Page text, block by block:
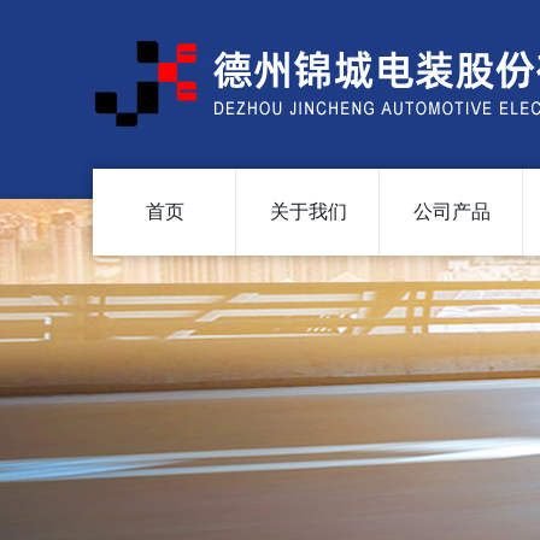
首页 关于我们 公司产品